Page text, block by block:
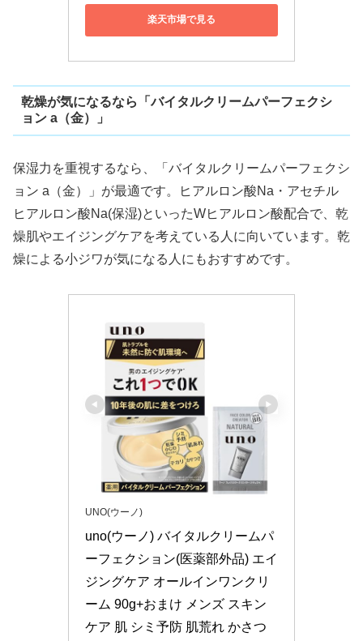
楽天市場で見る
乾燥が気になるなら「バイタルクリームパーフェクシ
ョン a（金）」
保湿力を重視するなら、「バイタルクリームパーフェクシ
ョン a（金）」が最適です。ヒアルロン酸Na・アセチル
ヒアルロン酸Na(保湿)といったWヒアルロン酸配合で、乾
燥肌やエイジングケアを考えている人に向いています。乾
燥による小ジワが気になる人にもおすすめです。
UNO(ウーノ)
uno(ウーノ) バイタルクリームパ
ーフェクション(医薬部外品) エイ
ジングケア オールインワンクリ
ーム 90g+おまけ メンズ スキン
ケア 肌 シミ予防 肌荒れ かさつ